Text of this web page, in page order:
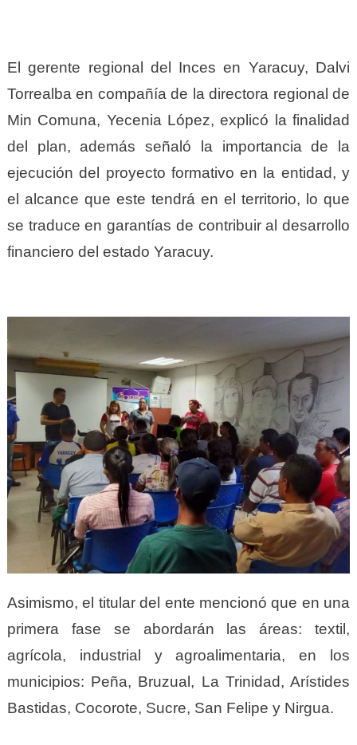
El gerente regional del Inces en Yaracuy, Dalvi
Torrealba en compañía de la directora regional de
Min Comuna, Yecenia López, explicó la finalidad
del plan, además señaló la importancia de la
ejecución del proyecto formativo en la entidad, y
el alcance que este tendrá en el territorio, lo que
se traduce en garantías de contribuir al desarrollo
financiero del estado Yaracuy.
Asimismo, el titular del ente mencionó que en una
primera fase se abordarán las áreas: textil,
agrícola, industrial y agroalimentaria, en los
municipios: Peña, Bruzual, La Trinidad, Arístides
Bastidas, Cocorote, Sucre, San Felipe y Nirgua.